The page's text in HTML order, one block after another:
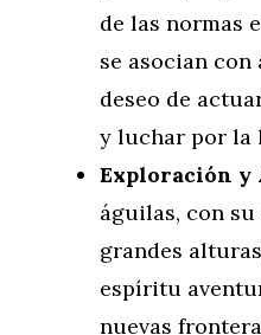
de las normas
se asocian
deseo de
y luchar por la
Exploración y
águilas, con
grandes
espíritu
nuevas